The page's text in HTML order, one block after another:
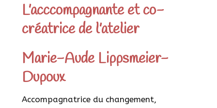
L’acccompagnante et co-
créatrice de l’atelier
Marie-Aude Lippsmeier-
Dupoux
Accompagnatrice du changement,